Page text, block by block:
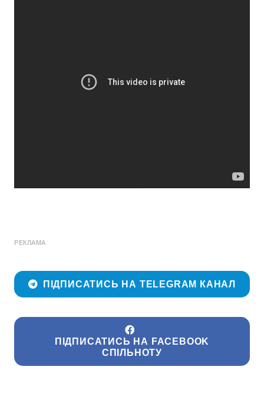
РЕКЛАМА
ПІДПИСАТИСЬ НА TELEGRAM КАНАЛ
ПІДПИСАТИСЬ НА FACEBOOK
СПІЛЬНОТУ